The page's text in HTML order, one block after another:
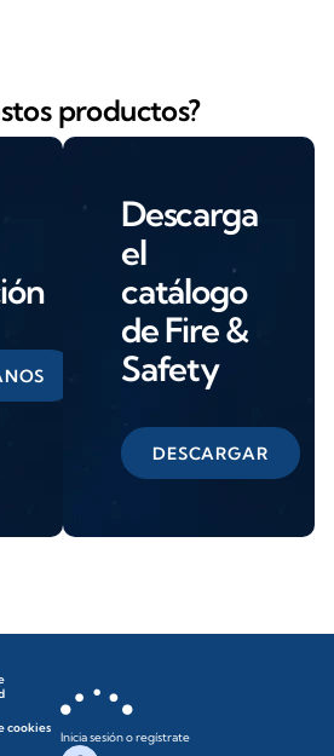
productos?
Descarga
el
catálogo
de Fire &
Safety
DESCARGAR
cookies
Inicia sesión o regístrate